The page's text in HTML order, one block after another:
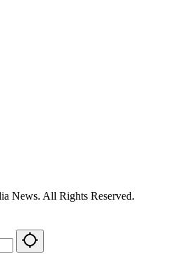
News. All Rights Reserved.